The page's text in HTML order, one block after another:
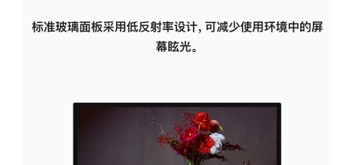
标准玻璃面板采用低反射率设计，可减少使用环境中的屏
幕眩光。